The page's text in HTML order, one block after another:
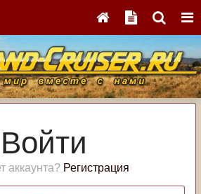
Войти
аккаунта? Регистрация